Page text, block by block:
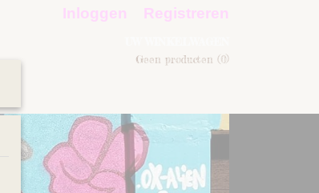
Inloggen Registreren
Geen producten (0)